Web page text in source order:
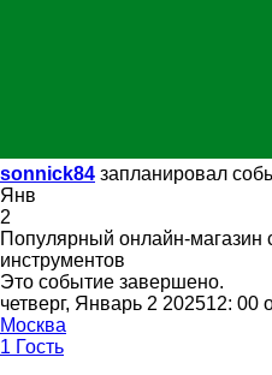
sonnick84 запланировал
Янв
2
Популярный онлайн-
инструментов
Это событие завершено.
четверг, Январь 2 202512: 00
Москва
1 Гость